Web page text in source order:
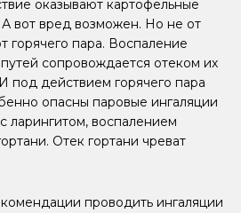
оказывают картофельные
А вот вред возможен. Но не от
горячего пара. Воспаление
сопровождается отеком их
под действием горячего пара
опасны паровые ингаляции
ларингитом, воспалением
Отек гортани чреват
проводить ингаляции